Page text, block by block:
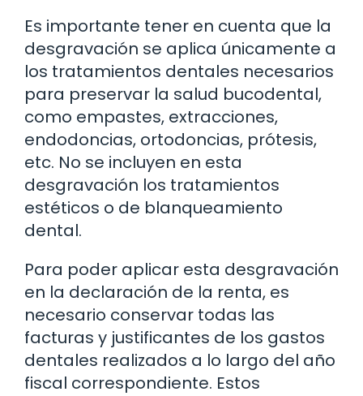
Es importante tener en cuenta que la
desgravación se aplica únicamente a
los tratamientos dentales necesarios
para preservar la salud bucodental,
como empastes, extracciones,
endodoncias, ortodoncias, prótesis,
etc. No se incluyen en esta
desgravación los tratamientos
estéticos o de blanqueamiento
dental.
Para poder aplicar esta desgravación
en la declaración de la renta, es
necesario conservar todas las
facturas y justificantes de los gastos
dentales realizados a lo largo del año
fiscal correspondiente. Estos